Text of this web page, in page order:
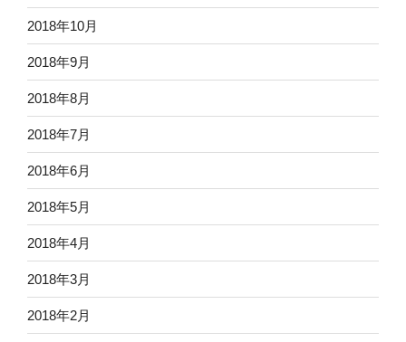
2018年10月
2018年9月
2018年8月
2018年7月
2018年6月
2018年5月
2018年4月
2018年3月
2018年2月